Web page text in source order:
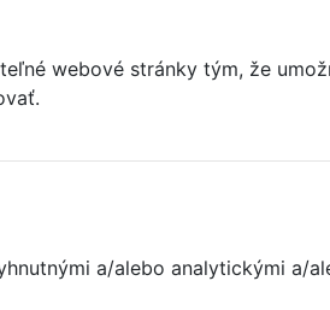
webové stránky tým, že
a/alebo analytickými